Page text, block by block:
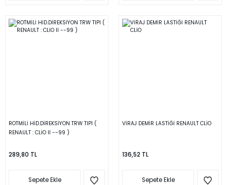
ROTMİLİ HİD.DİREKSİYON TRW TIPI (
RENAULT : CLİO II --99 )
289,80 TL
Sepete Ekle
VİRAJ DEMİR LASTİĞİ RENAULT CLİO
136,52 TL
Sepete Ekle